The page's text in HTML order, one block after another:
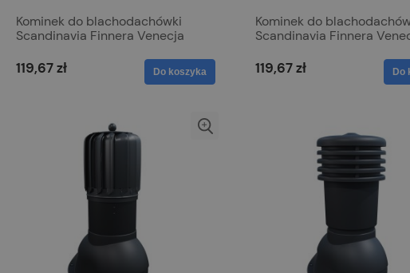
Kominek do blachodachówki
Scandinavia Finnera Venecja
119,67 zł Do koszyka
Kominek do
Scandinavia Finnera
119,67 zł Do